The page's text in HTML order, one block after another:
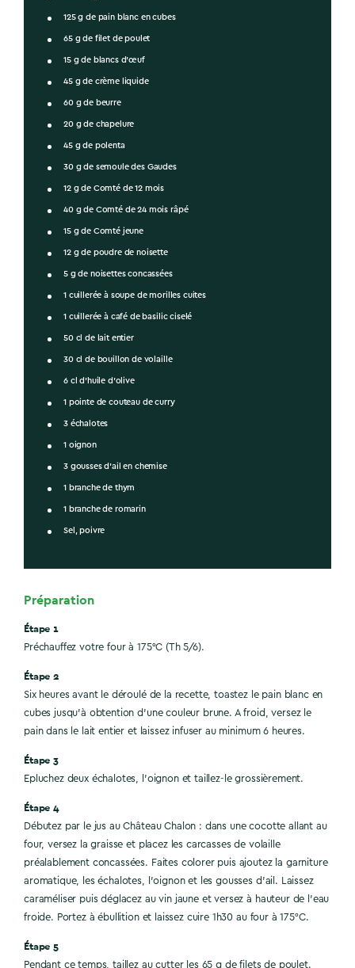
125 g de pain blanc en cubes
65 g de filet de poulet
15 g de blancs d’œuf
45 g de crème liquide
60 g de beurre
20 g de chapelure
45 g de polenta
30 g de semoule des Gaudes
12 g de Comté de 12 mois
40 g de Comté de 24 mois râpé
15 g de Comté jeune
12 g de poudre de noisette
5 g de noisettes concassées
1 cuillerée à soupe de morilles cuites
1 cuillerée à café de basilic ciselé
50 cl de lait entier
30 cl de bouillon de volaille
6 cl d’huile d’olive
1 pointe de couteau de curry
3 échalotes
1 oignon
3 gousses d’ail en chemise
1 branche de thym
1 branche de romarin
Sel, poivre
Préparation
Étape 1
Préchauffez votre four à 175°C (Th 5/6).
Étape 2
Six heures avant le déroulé de la recette, toastez le pain blanc en
cubes jusqu’à obtention d’une couleur brune. A froid, versez le
pain dans le lait entier et laissez infuser au minimum 6 heures.
Étape 3
Epluchez deux échalotes, l’oignon et taillez-le grossièrement.
Étape 4
Débutez par le jus au Château Chalon : dans une cocotte allant au
four, versez la graisse et placez les carcasses de volaille
préalablement concassées. Faites colorer puis ajoutez la garniture
aromatique, les échalotes, l’oignon et les gousses d’ail. Laissez
caraméliser puis déglacez au vin jaune et versez à hauteur de l’eau
froide. Portez à ébullition et laissez cuire 1h30 au four à 175°C.
Étape 5
Pendant ce temps, taillez au cutter les 65 g de filets de poulet.